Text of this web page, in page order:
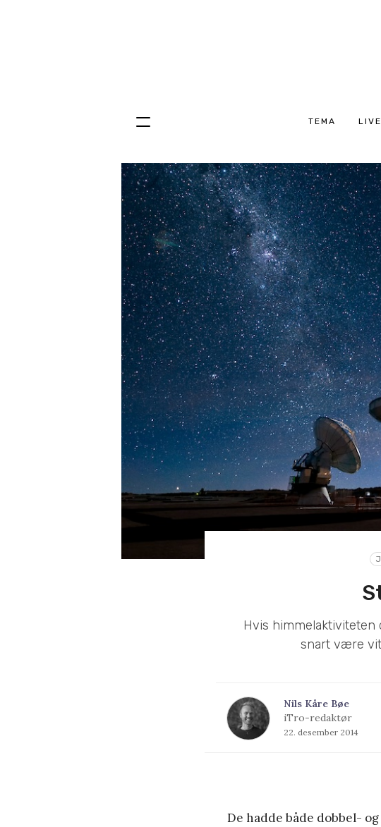
TEMA
Hopp
innhold
Hvis himmelaktiviteten
snart være
Nils Kåre Bøe
iTro-redaktør
22. desember 2014
De hadde både dobbel-